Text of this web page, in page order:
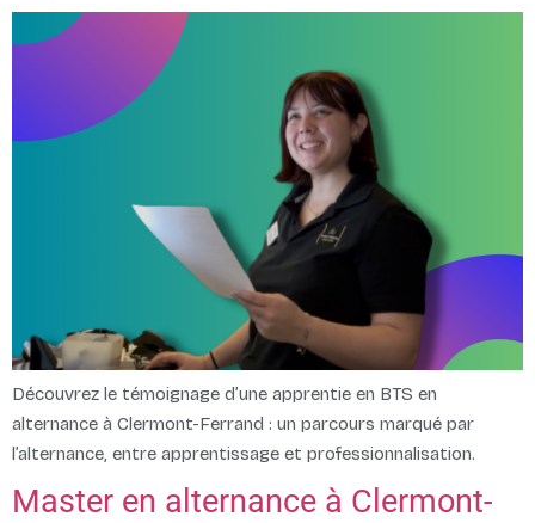
Découvrez le témoignage d’une apprentie en BTS en
alternance à Clermont-Ferrand : un parcours marqué par
l’alternance, entre apprentissage et professionnalisation.
Master en alternance à Clermont-